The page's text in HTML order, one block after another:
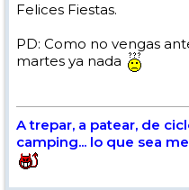
Felices Fiestas.
PD: Como no vengas
martes ya nada
A trepar, a patear, de
camping... lo que sea